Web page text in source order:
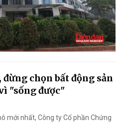
chọn bất động sản
"sống được"
mới nhất, Công ty Cổ phần Chứng